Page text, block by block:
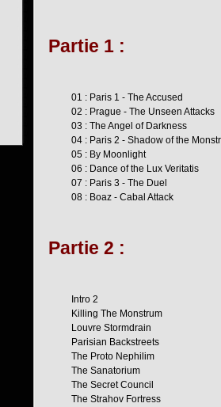
Partie 1 :
01 : Paris 1 - The Accused
02 : Prague - The Unseen Attacks
03 : The Angel of Darkness
04 : Paris 2 - Shadow of the
05 : By Moonlight
06 : Dance of the Lux Veritatis
07 : Paris 3 - The Duel
08 : Boaz - Cabal Attack
Partie 2 :
Intro 2
Killing The Monstrum
Louvre Stormdrain
Parisian Backstreets
The Proto Nephilim
The Sanatorium
The Secret Council
The Strahov Fortress